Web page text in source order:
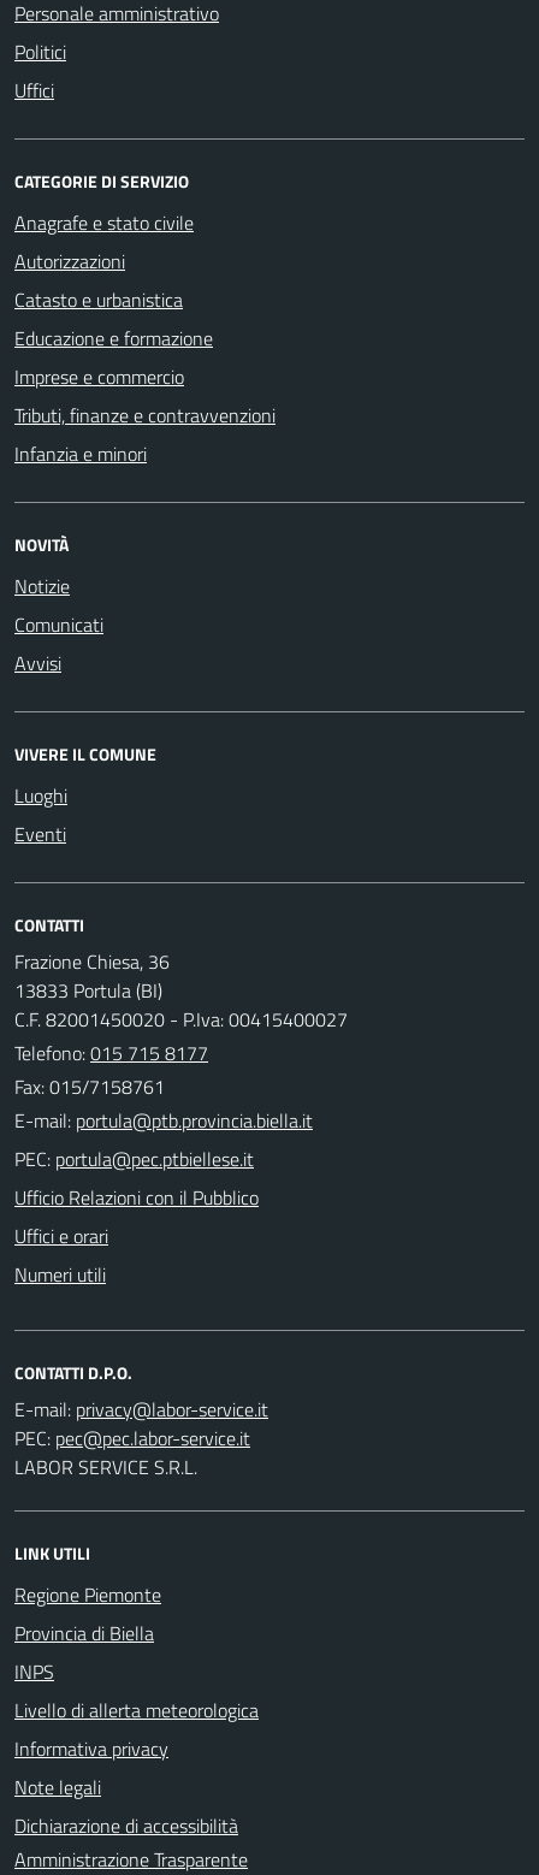
Personale amministrativo
Politici
Uffici
CATEGORIE DI SERVIZIO
Anagrafe e stato civile
Autorizzazioni
Catasto e urbanistica
Educazione e formazione
Imprese e commercio
Tributi, finanze e contravvenzioni
Infanzia e minori
NOVITÀ
Notizie
Comunicati
Avvisi
VIVERE IL COMUNE
Luoghi
Eventi
CONTATTI
Frazione Chiesa, 36
13833 Portula (BI)
C.F. 82001450020 - P.Iva: 00415400027
Telefono:015 715 8177
Fax: 015/7158761
E-mail:
PEC:
Ufficio Relazioni con il Pubblico
Uffici e orari
Numeri utili
CONTATTI D.P.O.
E-mail:
PEC:
LABOR SERVICE S.R.L.
LINK UTILI
Regione Piemonte
Provincia di Biella
INPS
Livello di allerta meteorologica
Informativa privacy
Note legali
Dichiarazione di accessibilità
Amministrazione Trasparente